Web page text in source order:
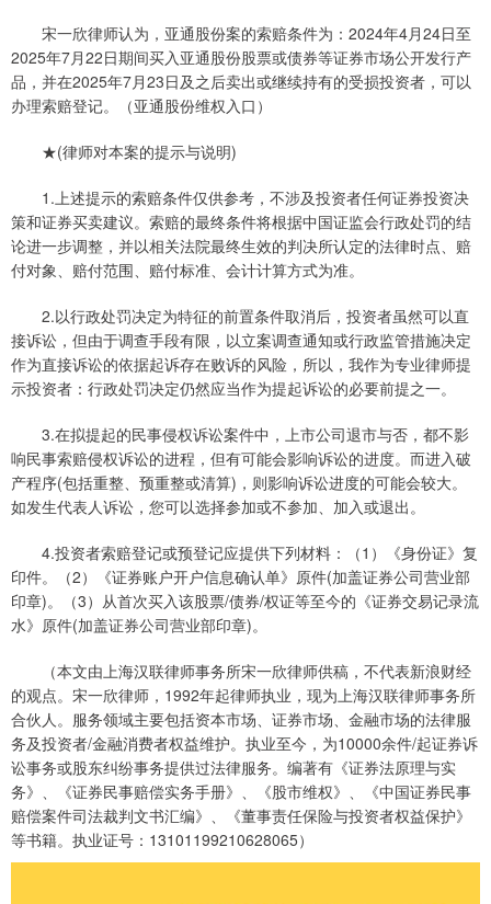
宋一欣律师认为，亚通股份案的索赔条件为：2024年4月24日至
2025年7月22日期间买入亚通股份股票或债券等证券市场公开发行产
品，并在2025年7月23日及之后卖出或继续持有的受损投资者，可以
办理索赔登记。（亚通股份维权入口）
★(律师对本案的提示与说明)
1.上述提示的索赔条件仅供参考，不涉及投资者任何证券投资决
策和证券买卖建议。索赔的最终条件将根据中国证监会行政处罚的结
论进一步调整，并以相关法院最终生效的判决所认定的法律时点、赔
付对象、赔付范围、赔付标准、会计计算方式为准。
2.以行政处罚决定为特征的前置条件取消后，投资者虽然可以直
接诉讼，但由于调查手段有限，以立案调查通知或行政监管措施决定
作为直接诉讼的依据起诉存在败诉的风险，所以，我作为专业律师提
示投资者：行政处罚决定仍然应当作为提起诉讼的必要前提之一。
3.在拟提起的民事侵权诉讼案件中，上市公司退市与否，都不影
响民事索赔侵权诉讼的进程，但有可能会影响诉讼的进度。而进入破
产程序(包括重整、预重整或清算)，则影响诉讼进度的可能会较大。
如发生代表人诉讼，您可以选择参加或不参加、加入或退出。
4.投资者索赔登记或预登记应提供下列材料：（1）《身份证》复
印件。（2）《证券账户开户信息确认单》原件(加盖证券公司营业部
印章)。（3）从首次买入该股票/债券/权证等至今的《证券交易记录流
水》原件(加盖证券公司营业部印章)。
（本文由上海汉联律师事务所宋一欣律师供稿，不代表新浪财经
的观点。宋一欣律师，1992年起律师执业，现为上海汉联律师事务所
合伙人。服务领域主要包括资本市场、证券市场、金融市场的法律服
务及投资者/金融消费者权益维护。执业至今，为10000余件/起证券诉
讼事务或股东纠纷事务提供过法律服务。编著有《证券法原理与实
务》、《证券民事赔偿实务手册》、《股市维权》、《中国证券民事
赔偿案件司法裁判文书汇编》、《董事责任保险与投资者权益保护》
等书籍。执业证号：13101199210628065）